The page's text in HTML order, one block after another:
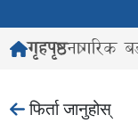
गृहपृष्ठनागरिक
फिर्ता जानुहोस्